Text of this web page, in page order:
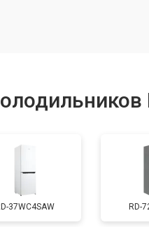
(мат.платы, мейн
37WC4SAW RD-